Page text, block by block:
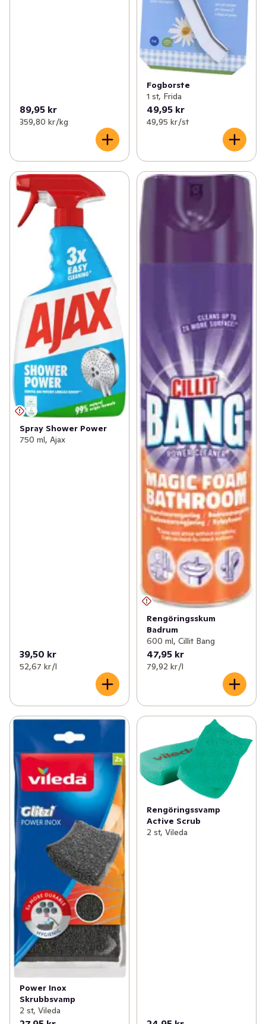
89,95 kr
359,80 kr /kg
Fogborste
1 st, Frida
49,95 kr
49,95 kr /st
Spray Shower Power
750 ml, Ajax
39,50 kr
52,67 kr /l
Rengöringsskum
Badrum
600 ml, Cillit Bang
47,95 kr
79,92 kr /l
Power Inox
Skrubbsvamp
2 st, Vileda
Rengöringssvamp
Active Scrub
2 st, Vileda